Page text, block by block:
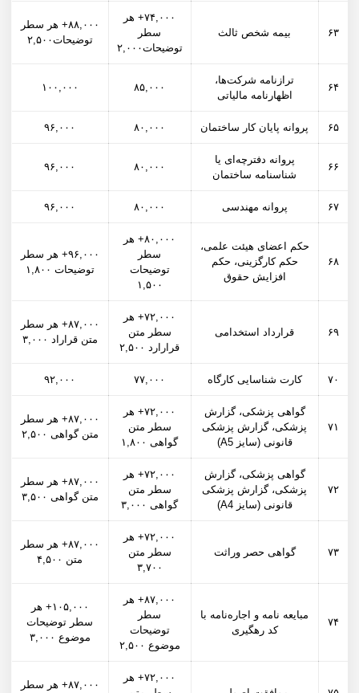
۶۳ بیمه شخص ثالث
۷۴,۰۰۰+ هر
سطر
توضیحات۲,۰۰۰
۸۸,۰۰۰+ هر سطر
توضیحات۲,۵۰۰
۶۴
ترازنامه شرکت­‌ها،
اظهارنامه مالیاتی
۸۵,۰۰۰ ۱۰۰,۰۰۰
۶۵ پروانه پایان کار ساختمان ۸۰,۰۰۰ ۹۶,۰۰۰
۶۶
پروانه دفترچه‌ای یا
شناسنامه ساختمان
۸۰,۰۰۰ ۹۶,۰۰۰
۶۷ پروانه مهندسی ۸۰,۰۰۰ ۹۶,۰۰۰
۶۸
حکم اعضای هیئت علمی،
حکم کارگزینی، حکم
افزایش حقوق
۸۰,۰۰۰+ هر
سطر
توضیحات
۱,۵۰۰
۹۶,۰۰۰+ هر سطر
توضیحات ۱,۸۰۰
۶۹ قرارداد استخدامی
۷۲,۰۰۰+ هر
سطر متن
قرارارد ۲,۵۰۰
۸۷,۰۰۰+ هر سطر
متن قراراد ۳,۰۰۰
۷۰ کارت شناسایی کارگاه ۷۷,۰۰۰ ۹۲,۰۰۰
۷۱
گواهی پزشکی، گزارش
پزشکی، گزارش پزشکی
قانونی (سایز A5)
۷۲,۰۰۰+ هر
سطر متن
گواهی ۱,۸۰۰
۸۷,۰۰۰+ هر سطر
متن گواهی ۲,۵۰۰
۷۲
گواهی پزشکی، گزارش
پزشکی، گزارش پزشکی
قانونی (سایز A4)
۷۲,۰۰۰+ هر
سطر متن
گواهی ۳,۰۰۰
۸۷,۰۰۰+ هر سطر
متن گواهی ۳,۵۰۰
۷۳ گواهی حصر وراثت
۷۲,۰۰۰+ هر
سطر متن
۳,۷۰۰
۸۷,۰۰۰+ هر سطر
متن ۴,۵۰۰
۷۴
مبایعه نامه و اجاره‌نامه با
کد رهگیری
۸۷,۰۰۰+ هر
سطر
توضیحات
موضوع ۲,۵۰۰
۱۰۵,۰۰۰+ هر
سطر توضیحات
موضوع ۳,۰۰۰
۷۲,۰۰۰+ هر
۸۷,۰۰۰+ هر سطر